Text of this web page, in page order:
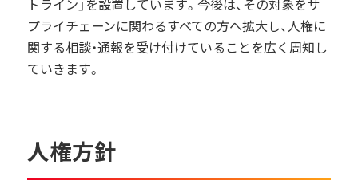
プライチェーンに関わるすべての方へ拡大し、人権に
関する相談・通報を受け付けていることを広く周知し
ていきます。
人権方針